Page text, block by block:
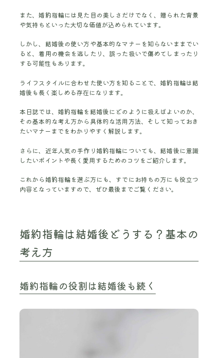
また、婚約指輪には見た目の美しさだけでなく、贈られた背景
や気持ちといった大切な価値が込められています。
しかし、結婚後の使い方や基本的なマナーを知らないままでい
ると、着用の機会を逃したり、誤った扱いで傷めてしまったり
する可能性もあります。
ライフスタイルに合わせた使い方を知ることで、婚約指輪は結
婚後も長く楽しめる存在になります。
本日誌では、婚約指輪を結婚後にどのように扱えばよいのか、
その基本的な考え方から具体的な活用方法、そして知っておき
たいマナーまでをわかりやすく解説します。
さらに、近年人気の手作り婚約指輪についても、結婚後に意識
したいポイントや長く愛用するためのコツをご紹介します。
これから婚約指輪を選ぶ方にも、すでにお持ちの方にも役立つ
内容となっていますので、ぜひ最後までご覧ください。
婚約指輪は結婚後どうする？基本の
考え方
婚約指輪の役割は結婚後も続く